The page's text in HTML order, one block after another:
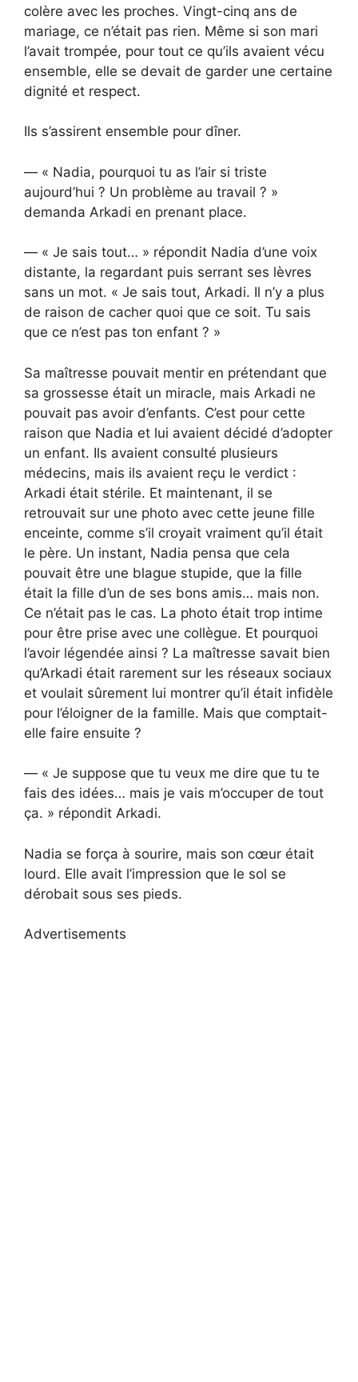
colère avec les proches. Vingt-cinq ans de
mariage, ce n’était pas rien. Même si son mari
l’avait trompée, pour tout ce qu’ils avaient vécu
ensemble, elle se devait de garder une certaine
dignité et respect.
Ils s’assirent ensemble pour dîner.
— « Nadia, pourquoi tu as l’air si triste
aujourd’hui ? Un problème au travail ? »
demanda Arkadi en prenant place.
— « Je sais tout… » répondit Nadia d’une voix
distante, la regardant puis serrant ses lèvres
sans un mot. « Je sais tout, Arkadi. Il n’y a plus
de raison de cacher quoi que ce soit. Tu sais
que ce n’est pas ton enfant ? »
Sa maîtresse pouvait mentir en prétendant que
sa grossesse était un miracle, mais Arkadi ne
pouvait pas avoir d’enfants. C’est pour cette
raison que Nadia et lui avaient décidé d’adopter
un enfant. Ils avaient consulté plusieurs
médecins, mais ils avaient reçu le verdict :
Arkadi était stérile. Et maintenant, il se
retrouvait sur une photo avec cette jeune fille
enceinte, comme s’il croyait vraiment qu’il était
le père. Un instant, Nadia pensa que cela
pouvait être une blague stupide, que la fille
était la fille d’un de ses bons amis… mais non.
Ce n’était pas le cas. La photo était trop intime
pour être prise avec une collègue. Et pourquoi
l’avoir légendée ainsi ? La maîtresse savait bien
qu’Arkadi était rarement sur les réseaux sociaux
et voulait sûrement lui montrer qu’il était infidèle
pour l’éloigner de la famille. Mais que comptait-
elle faire ensuite ?
— « Je suppose que tu veux me dire que tu te
fais des idées… mais je vais m’occuper de tout
ça. » répondit Arkadi.
Nadia se força à sourire, mais son cœur était
lourd. Elle avait l’impression que le sol se
dérobait sous ses pieds.
Advertisements